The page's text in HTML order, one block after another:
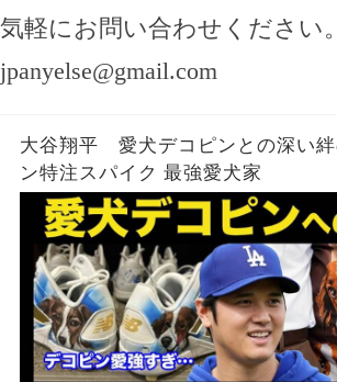
気軽にお問い合わせください。
jpanyelse@gmail.com
大谷翔平 愛犬デコピンとの深い
ン特注スパイク 最強愛犬家